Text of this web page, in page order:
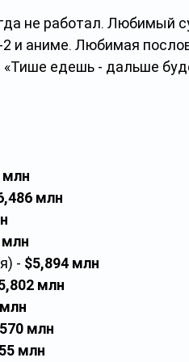
не работал. Любимый
и аниме. Любимая
«Тише едешь - дальше
млн
млн
млн
- $5,894 млн
млн
млн
млн